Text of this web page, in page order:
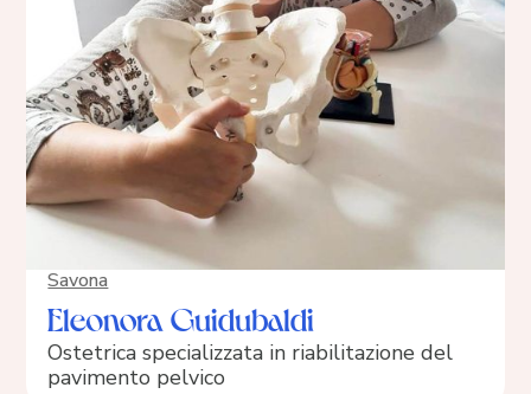
Savona
Eleonora Guidubaldi
Ostetrica specializzata in riabilitazione del
pavimento pelvico